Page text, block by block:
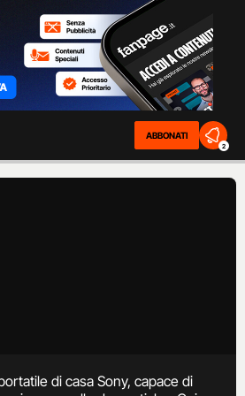
ABBONATI
2
di casa Sony, capace di